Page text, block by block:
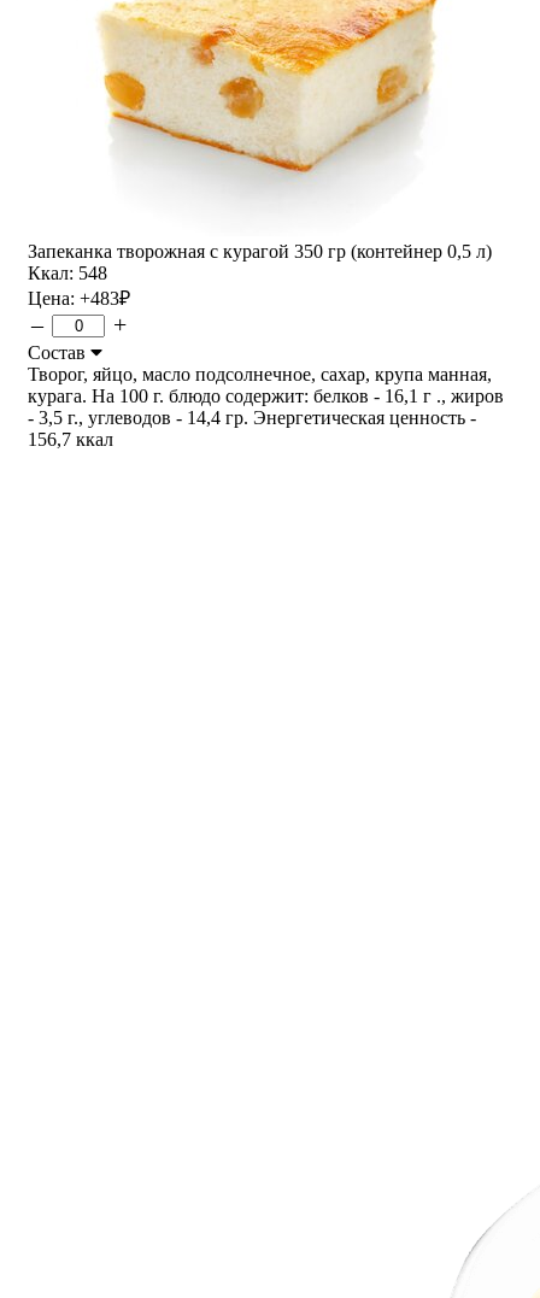
Запеканка творожная с курагой 350 гр (контейнер 0,5 л)
Ккал: 548
Цена: +483₽
– +
Состав
Творог, яйцо, масло подсолнечное, сахар, крупа манная,
курага. На 100 г. блюдо содержит: белков - 16,1 г ., жиров
- 3,5 г., углеводов - 14,4 гр. Энергетическая ценность -
156,7 ккал